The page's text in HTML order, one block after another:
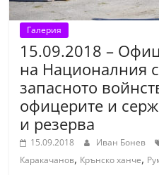
,
a
l
l
e
r
y
-
Галерия
15.09.2018 –
на Националния
запасното
офицерите и
и резерва
15.09.2018 Иван Бонев
Каракачанов, Крънско ханче,